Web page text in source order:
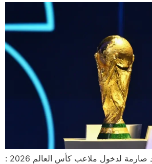
: الفيفا يفرض قواعد صارمة لدخول ملاعب كأس العالم 2026